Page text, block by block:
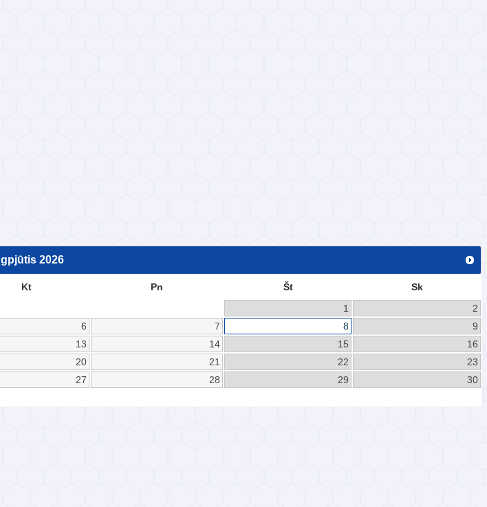
2026
Kt Pn Št
Sk
1
2
6 7 8
9
13 14 15
16
20 21 22
23
27 28 29
30